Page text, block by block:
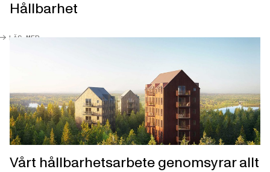
Hållbarhet
LÄS MER
Vårt hållbarhetsarbete genomsyrar allt